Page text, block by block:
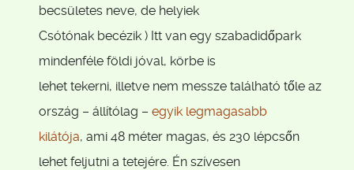
becsületes neve, de helyiek
Csótónak becézik ) Itt van egy szabadidőpark
mindenféle földi jóval, körbe is
lehet tekerni, illetve nem messze található tőle az
ország – állítólag – egyik legmagasabb
kilátója, ami 48 méter magas, és 230 lépcsőn
lehet feljutni a tetejére. Én szívesen